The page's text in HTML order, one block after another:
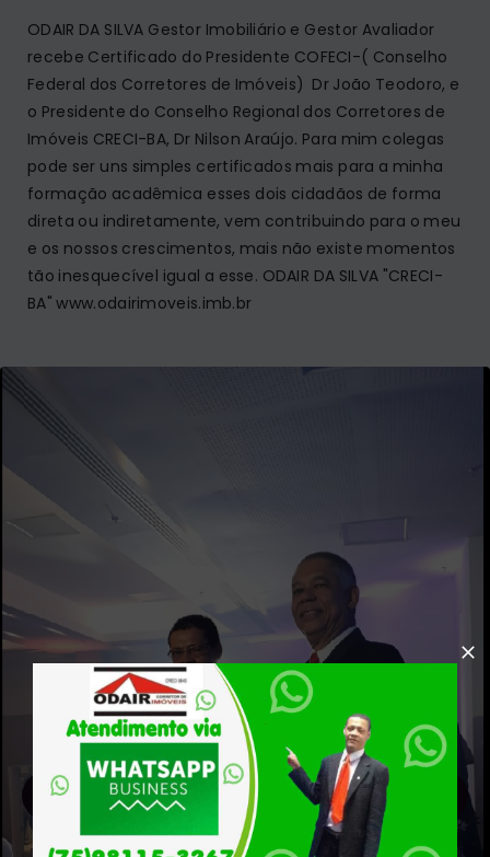
ODAIR DA SILVA Gestor Imobiliário e Gestor Avaliador
recebe Certificado do Presidente COFECI-( Conselho
Federal dos Corretores de Imóveis) Dr João Teodoro, e
o Presidente do Conselho Regional dos Corretores de
Imóveis CRECI-BA, Dr Nilson Araújo. Para mim colegas
pode ser uns simples certificados mais para a minha
formação acadêmica esses dois cidadãos de forma
direta ou indiretamente, vem contribuindo para o meu
e os nossos crescimentos, mais não existe momentos
tão inesquecível igual a esse. ODAIR DA SILVA "CRECI-
BA" www.odairimoveis.imb.br